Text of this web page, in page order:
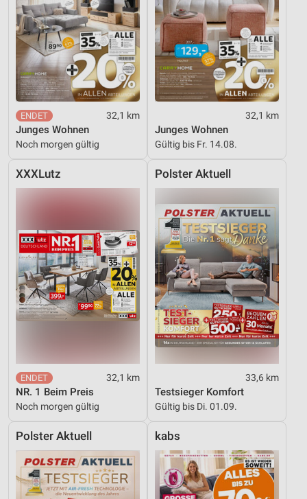
32,1 km
Junges Wohnen
Noch morgen gültig
32,1 km
Junges Wohnen
Gültig bis Fr. 14.08.
XXXLutz
32,1 km
NR. 1 Beim Preis
Noch morgen gültig
Polster Aktuell
33,6 km
Testsieger Komfort
Gültig bis Di. 01.09.
Polster Aktuell kabs